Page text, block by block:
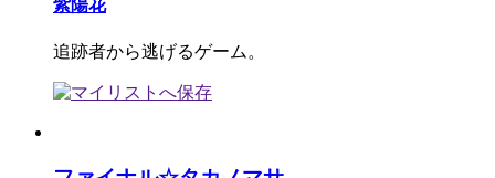
紫陽花
追跡者から逃げるゲーム。